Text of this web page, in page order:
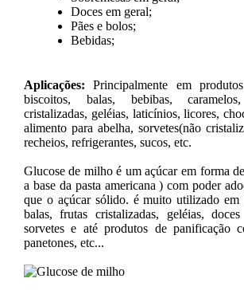
Doces em geral;
Pães e bolos;
Bebidas;
Aplicações: Principalmente em
biscoitos, balas, bebibas,
cristalizadas, geléias, laticínios, licores,
alimento para abelha, sorvetes(não
recheios, refrigerantes, sucos, etc.
Glucose de milho é um açúcar em forma
a base da pasta americana ) com poder
que o açúcar sólido. é muito utilizado em
balas, frutas cristalizadas, geléias,
sorvetes e até produtos de panificação
panetones, etc...